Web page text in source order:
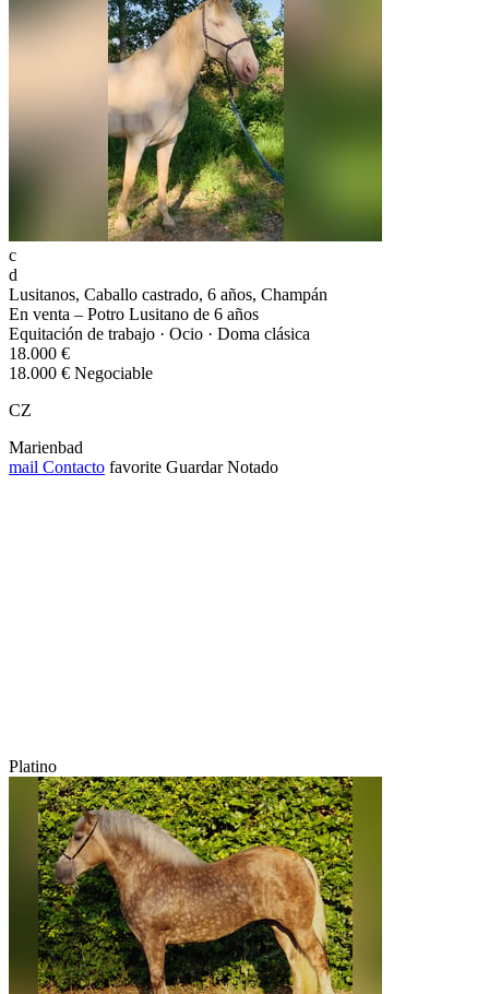
c
d
Lusitanos, Caballo castrado, 6 años, Champán
En venta – Potro Lusitano de 6 años
Equitación de trabajo · Ocio · Doma clásica
18.000 €
18.000 € Negociable
CZ
Marienbad
mail Contacto favorite Guardar Notado
Platino